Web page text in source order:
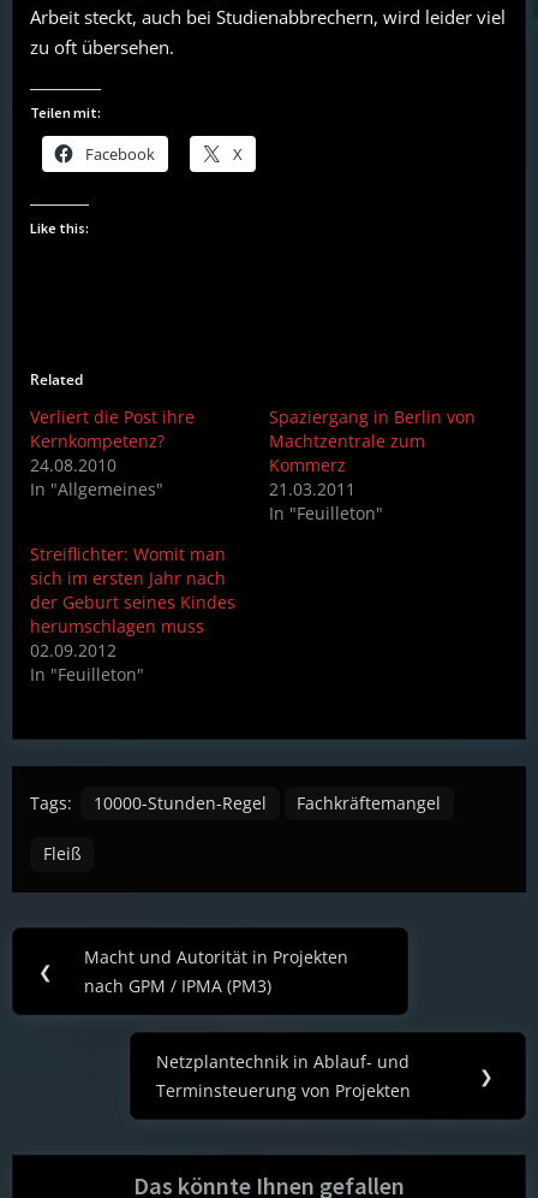
Arbeit steckt, auch bei Studienabbrechern, wird leider viel
zu oft übersehen.
Teilen mit:
Facebook X
Like this:
Related
Verliert die Post ihre
Kernkompetenz?
24.08.2010
In "Allgemeines"
Spaziergang in Berlin von
Machtzentrale zum
Kommerz
21.03.2011
In "Feuilleton"
Streiflichter: Womit man
sich im ersten Jahr nach
der Geburt seines Kindes
herumschlagen muss
02.09.2012
In "Feuilleton"
Tags: 10000-Stunden-Regel Fachkräftemangel
Fleiß
Post
navigation
❮
Previous
Post:
Macht und Autorität in Projekten
nach GPM / IPMA (PM3)
Next
Post:
Netzplantechnik in Ablauf- und
Terminsteuerung von Projekten
❯
Das könnte Ihnen gefallen